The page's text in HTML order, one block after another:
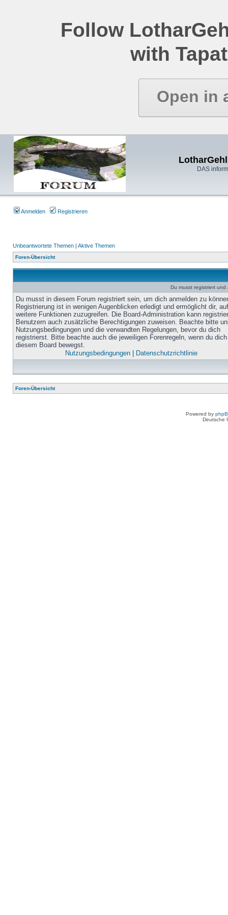
Follow
with
Open in
DAS
Anmelden Registrieren
Unbeantwortete Themen | Aktive Themen
Foren-Übersicht
Du musst registriert
Du musst in diesem Forum registriert sein, um dich anmelden zu
Registrierung ist in wenigen Augenblicken erledigt und ermöglicht dir, auf
weitere Funktionen zuzugreifen. Die Board-Administration kann
Benutzern auch zusätzliche Berechtigungen zuweisen. Beachte bitte
Nutzungsbedingungen und die verwandten Regelungen, bevor du dich
registrierst. Bitte beachte auch die jeweiligen Forenregeln, wenn du
diesem Board bewegst.
Nutzungsbedingungen| Datenschutzrichtlinie
Foren-Übersicht
Powered by
Deutsche